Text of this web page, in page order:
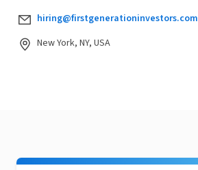
hiring@firstgenerationinvestors.com
New York, NY, USA